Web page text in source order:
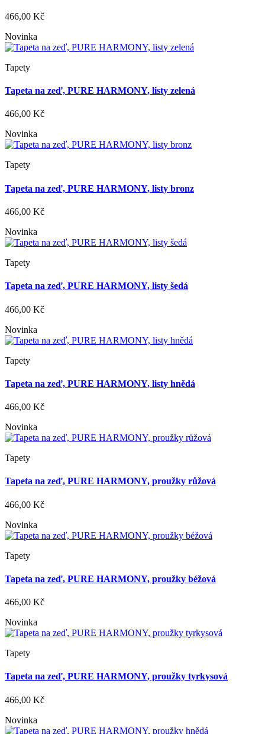
466,00 Kč
Novinka
Tapety
Tapeta na zeď, PURE HARMONY, listy zelená
466,00 Kč
Novinka
Tapety
Tapeta na zeď, PURE HARMONY, listy bronz
466,00 Kč
Novinka
Tapety
Tapeta na zeď, PURE HARMONY, listy šedá
466,00 Kč
Novinka
Tapety
Tapeta na zeď, PURE HARMONY, listy hnědá
466,00 Kč
Novinka
Tapety
Tapeta na zeď, PURE HARMONY, proužky růžová
466,00 Kč
Novinka
Tapety
Tapeta na zeď, PURE HARMONY, proužky béžová
466,00 Kč
Novinka
Tapety
Tapeta na zeď, PURE HARMONY, proužky tyrkysová
466,00 Kč
Novinka